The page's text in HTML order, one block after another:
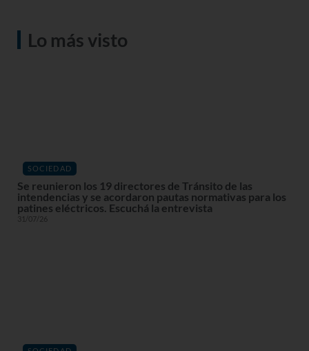
Lo más visto
SOCIEDAD
Se reunieron los 19 directores de Tránsito de las
intendencias y se acordaron pautas normativas para los
patines eléctricos. Escuchá la entrevista
31/07/26